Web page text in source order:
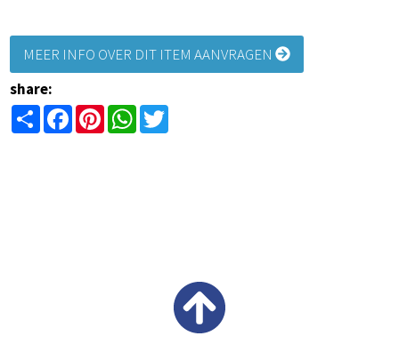
MEER INFO OVER DIT ITEM AANVRAGEN
share:
ShareFacebookPinterestWhatsApp